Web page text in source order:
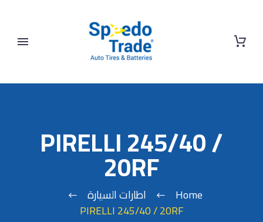
PIRELLI 245/40 /
20RF
Home
اطارات السيارة
PIRELLI 245/40 / 20RF